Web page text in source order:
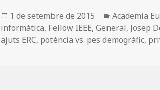
o
o
n rt
ei
x
Publicat
el
1 de setembre de 2015 Categories
Academia
informàtica, Fellow IEEE,General, Josep
ajuts ERC, potència vs. pes demogràfic,